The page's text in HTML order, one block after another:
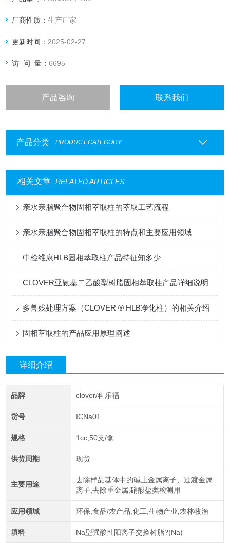
厂商性质：生产厂家
更新时间： 2025-02-27
访 问 量：6695
产品咨询 联系我们
产品分类 PRODUCT CATEGORY
相关文章 RELATED ARTICLES
亲水亲脂聚合物固相萃取柱的萃取工艺流程
亲水亲脂聚合物固相萃取柱的特点和主要应用领域
中检维康HLB固相萃取柱产品特征知多少
CLOVER亚氨基二乙酸型树脂固相萃取柱产品详细说明
多兽残处理方案（CLOVER ® HLB净化柱）的相关介绍
固相萃取柱的产品应用原理阐述
详细介绍
品牌 clover/科乐福
货号 ICNa01
规格 1cc,50支/盒
供货周期 现货
主要用途
去除样品基体中的碱土金属离子、过渡金属
离子,去除重金属,硝酸盐类检测用
应用领域 环保,食品/农产品,化工,生物产业,农林牧渔
填料 Na型强酸性阳离子交换树脂?(Na)